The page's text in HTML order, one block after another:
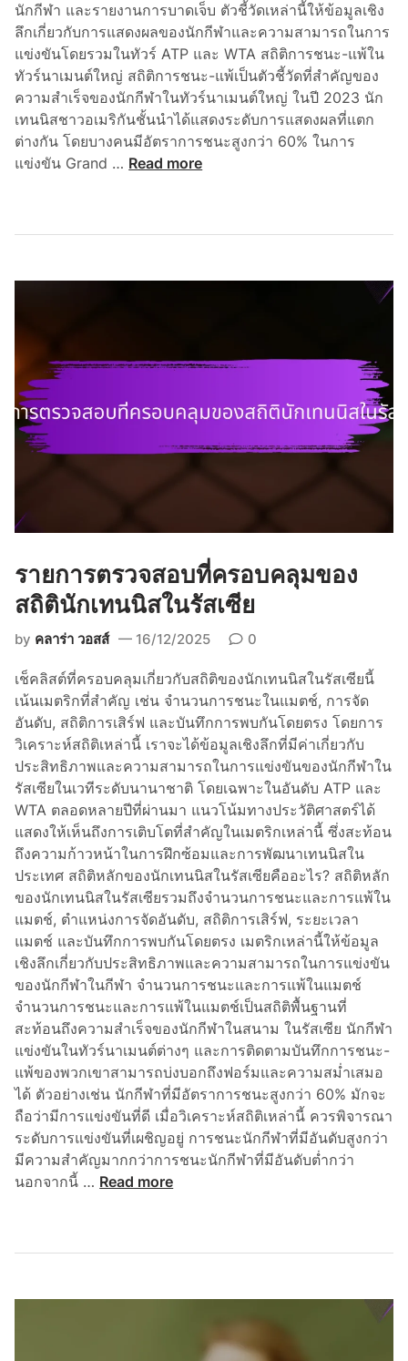
นักกีฬา และรายงานการบาดเจ็บ ตัวชี้วัดเหล่านี้ให้ข้อมูลเชิง
ลึกเกี่ยวกับการแสดงผลของนักกีฬาและความสามารถในการ
แข่งขันโดยรวมในทัวร์ ATP และ WTA สถิติการชนะ-แพ้ใน
ทัวร์นาเมนต์ใหญ่ สถิติการชนะ-แพ้เป็นตัวชี้วัดที่สำคัญของ
ความสำเร็จของนักกีฬาในทัวร์นาเมนต์ใหญ่ ในปี 2023 นัก
เทนนิสชาวอเมริกันชั้นนำได้แสดงระดับการแสดงผลที่แตก
ต่างกัน โดยบางคนมีอัตราการชนะสูงกว่า 60% ในการ
แข่งขัน Grand … เ
ท
ภ
า
นั
เ
ท
นิ
ชั้
น
นำ
ข
อ
ง
อ
เ
ม
ริ
ก
า
ใ
น
ปี
2
0
2
3
Read more
รายการตรวจสอบที่ครอบคลุมของ
สถิตินักเทนนิสในรัสเซีย
by คลาร่า วอสส์ 16/12/2025 0
เช็คลิสต์ที่ครอบคลุมเกี่ยวกับสถิติของนักเทนนิสในรัสเซียนี้
เน้นเมตริกที่สำคัญ เช่น จำนวนการชนะในแมตช์, การจัด
อันดับ, สถิติการเสิร์ฟ และบันทึกการพบกันโดยตรง โดยการ
วิเคราะห์สถิติเหล่านี้ เราจะได้ข้อมูลเชิงลึกที่มีค่าเกี่ยวกับ
ประสิทธิภาพและความสามารถในการแข่งขันของนักกีฬาใน
รัสเซียในเวทีระดับนานาชาติ โดยเฉพาะในอันดับ ATP และ
WTA ตลอดหลายปีที่ผ่านมา แนวโน้มทางประวัติศาสตร์ได้
แสดงให้เห็นถึงการเติบโตที่สำคัญในเมตริกเหล่านี้ ซึ่งสะท้อน
ถึงความก้าวหน้าในการฝึกซ้อมและการพัฒนาเทนนิสใน
ประเทศ สถิติหลักของนักเทนนิสในรัสเซียคืออะไร? สถิติหลัก
ของนักเทนนิสในรัสเซียรวมถึงจำนวนการชนะและการแพ้ใน
แมตช์, ตำแหน่งการจัดอันดับ, สถิติการเสิร์ฟ, ระยะเวลา
แมตช์ และบันทึกการพบกันโดยตรง เมตริกเหล่านี้ให้ข้อมูล
เชิงลึกเกี่ยวกับประสิทธิภาพและความสามารถในการแข่งขัน
ของนักกีฬาในกีฬา จำนวนการชนะและการแพ้ในแมตช์
จำนวนการชนะและการแพ้ในแมตช์เป็นสถิติพื้นฐานที่
สะท้อนถึงความสำเร็จของนักกีฬาในสนาม ในรัสเซีย นักกีฬา
แข่งขันในทัวร์นาเมนต์ต่างๆ และการติดตามบันทึกการชนะ-
แพ้ของพวกเขาสามารถบ่งบอกถึงฟอร์มและความสม่ำเสมอ
ได้ ตัวอย่างเช่น นักกีฬาที่มีอัตราการชนะสูงกว่า 60% มักจะ
ถือว่ามีการแข่งขันที่ดี เมื่อวิเคราะห์สถิติเหล่านี้ ควรพิจารณา
ระดับการแข่งขันที่เผชิญอยู่ การชนะนักกีฬาที่มีอันดับสูงกว่า
มีความสำคัญมากกว่าการชนะนักกีฬาที่มีอันดับต่ำกว่า
นอกจากนี้ … ร
Read more